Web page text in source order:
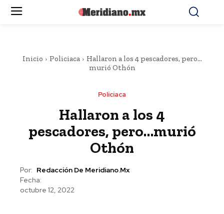
Inicio Policiaca
Hallaron a los 4 pescadores, pero…
murió Othón
Policiaca
Hallaron a los 4
pescadores, pero…murió
Othón
Por: Redacción De Meridiano.mx
Fecha:
octubre 12, 2022